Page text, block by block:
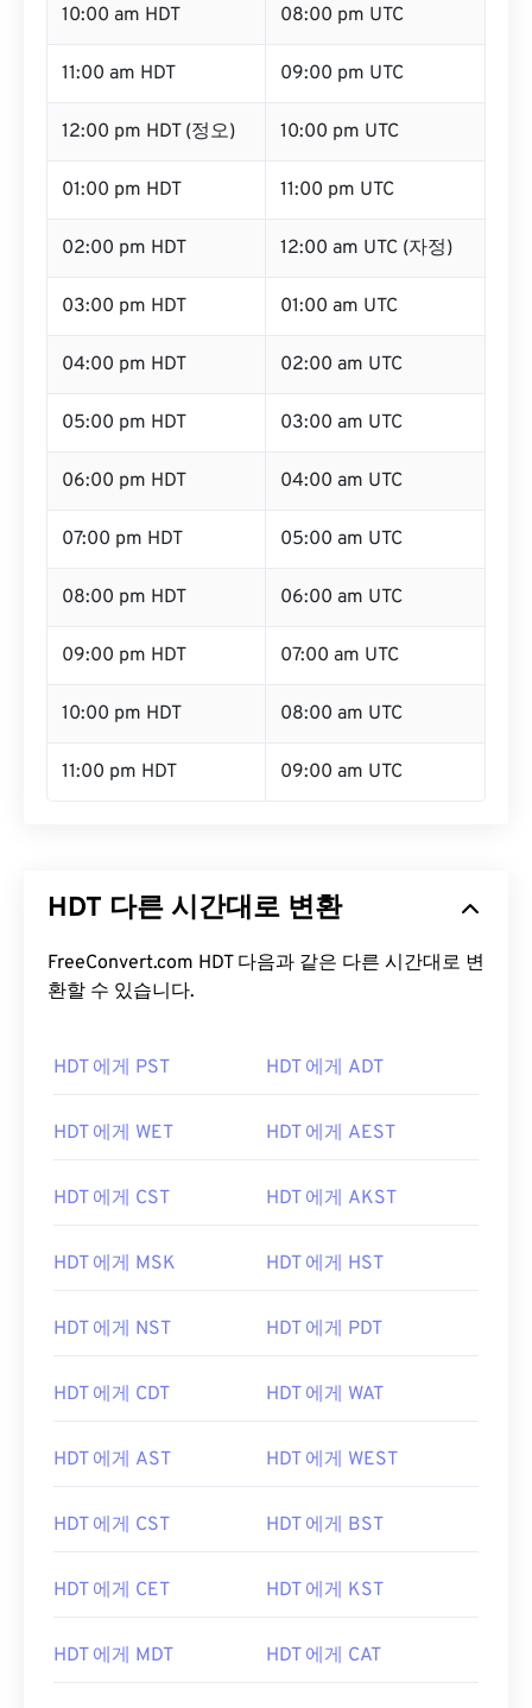
10:00 am HDT 08:00 pm UTC
11:00 am HDT 09:00 pm UTC
12:00 pm HDT (정오) 10:00 pm UTC
01:00 pm HDT 11:00 pm UTC
02:00 pm HDT 12:00 am UTC (자정)
03:00 pm HDT 01:00 am UTC
04:00 pm HDT 02:00 am UTC
05:00 pm HDT 03:00 am UTC
06:00 pm HDT 04:00 am UTC
07:00 pm HDT 05:00 am UTC
08:00 pm HDT 06:00 am UTC
09:00 pm HDT 07:00 am UTC
10:00 pm HDT 08:00 am UTC
11:00 pm HDT 09:00 am UTC
HDT 다른 시간대로 변환
FreeConvert.com HDT 다음과 같은 다른 시간대로 변
환할 수 있습니다.
HDT 에게 PST HDT 에게 ADT
HDT 에게 WET HDT 에게 AEST
HDT 에게 CST HDT 에게 AKST
HDT 에게 MSK HDT 에게 HST
HDT 에게 NST HDT 에게 PDT
HDT 에게 CDT HDT 에게 WAT
HDT 에게 AST HDT 에게 WEST
HDT 에게 CST HDT 에게 BST
HDT 에게 CET HDT 에게 KST
HDT 에게 MDT HDT 에게 CAT